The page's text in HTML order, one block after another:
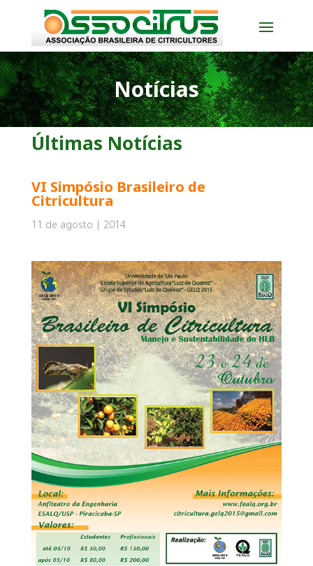
Notícias
Últimas Notícias
VI Simpósio Brasileiro de
Citricultura
11 de agosto | 2014